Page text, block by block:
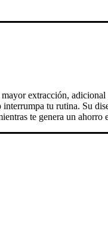
extracción,
tu rutina. Su
te genera un ahorro